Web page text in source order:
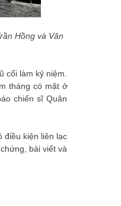
Hồng và Văn
cối làm kỷ niệm.
tháng có mặt ở
chiến sĩ Quân
điều kiện liên lạc
bài viết và